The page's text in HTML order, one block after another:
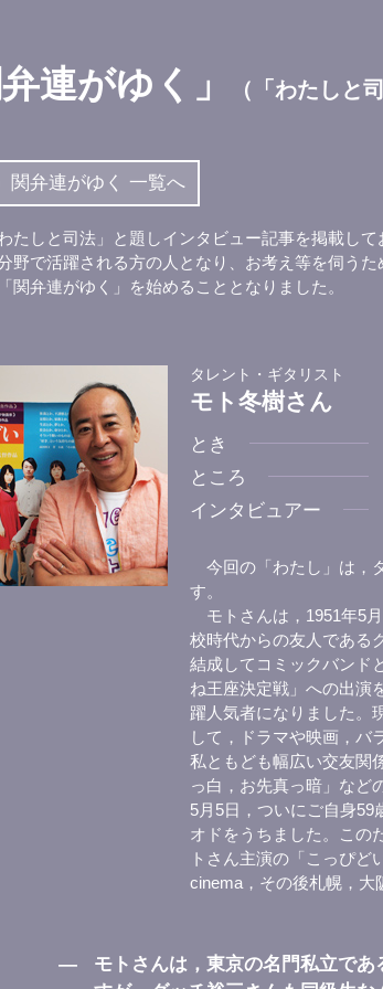
弁連がゆく」 （「わたしと
関弁連がゆく 一覧へ
たしと司法」と題しインタビュー記事を掲載し
野で活躍される方の人となり、お考え等を伺う
関弁連がゆく」を始めることとなりました。
タレント・ギタリスト
モト冬樹さん
とき
ところ
インタビュアー
今回の「わたし」は，
す。
モトさんは，1951年5
校時代からの友人である
結成してコミックバンド
ね王座決定戦」への出演
躍人気者になりました。
して，ドラマや映画，バ
私ともども幅広い交友関
っ白，お先真っ暗」など
5月5日，ついにご自身59
オドをうちました。この
トさん主演の「こっぴど
cinema，その後札幌，大
―
モトさんは，東京の名門私立で